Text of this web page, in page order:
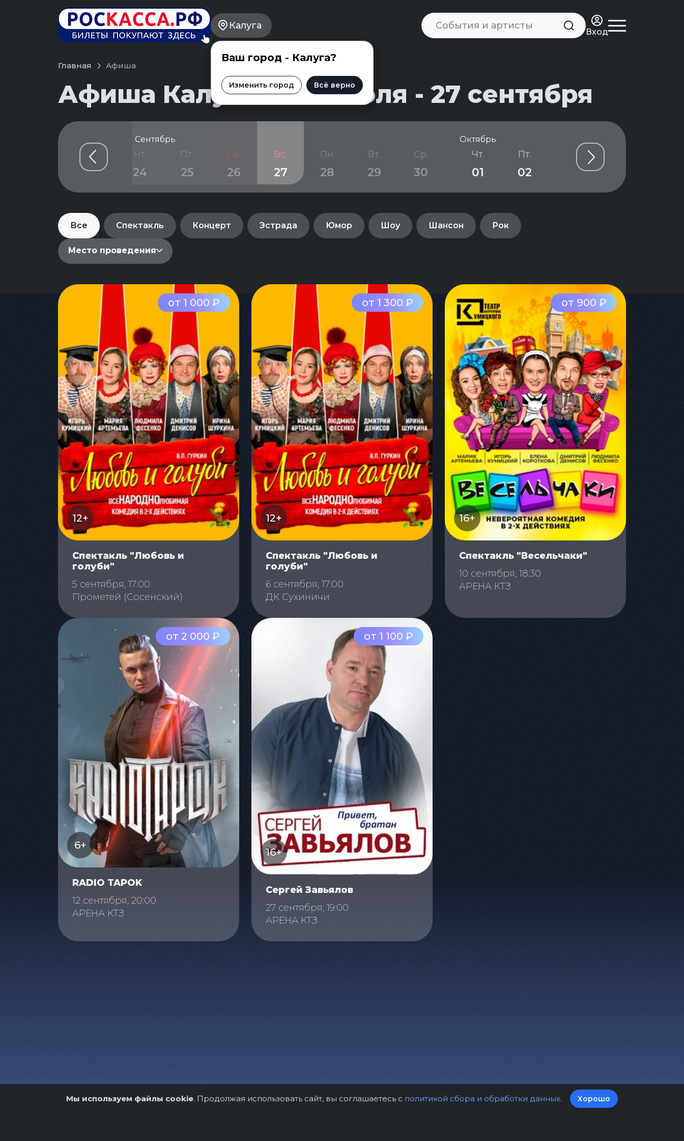
Калуга
Ваш город - Калуга?
Изменить город Всё верно
Вход
Главная Афиша
Афиша Калуги на 21 июля - 27 сентября
Сентябрь
Ср.
23
Чт.
24
Пт.
25
Сб.
26
Вс.
27
Пн.
28
Вт.
29
Ср.
30
Октябрь
Чт.
01
Пт.
02
Сб.
04
Все Спектакль Концерт Эстрада Юмор Шоу Шансон Рок
Место проведения
от 1 000 ₽
12+
Спектакль "Любовь и
голуби"
5 сентября, 17:00
Прометей (Сосенский)
от 1 300 ₽
12+
Спектакль "Любовь и
голуби"
6 сентября, 17:00
ДК Сухиничи
от 900 ₽
16+
Спектакль "Весельчаки"
10 сентября, 18:30
АРЕНА КТЗ
от 2 000 ₽
6+
RADIO TAPOK
12 сентября, 20:00
АРЕНА КТЗ
от 1 100 ₽
16+
Сергей Завьялов
27 сентября, 19:00
АРЕНА КТЗ
Мы используем файлы cookie. Продолжая использовать сайт, вы соглашаетесь с политикой сбора и обработки данных. Хорошо